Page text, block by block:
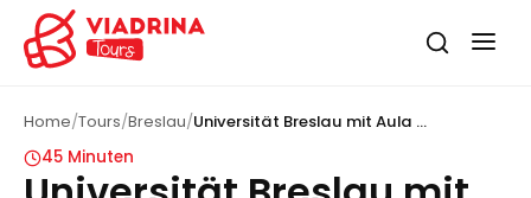
Home/Tours/Breslau/
Universität Breslau mit Aula Leopoldina und Mathematischem Turm
45 Minuten